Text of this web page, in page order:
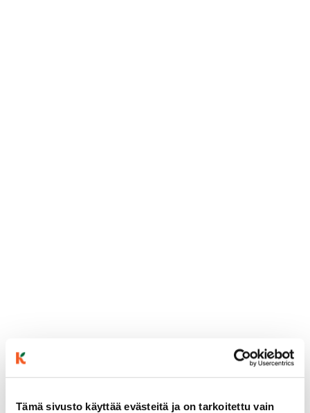
Tämä sivusto käyttää evästeitä ja on tarkoitettu vain